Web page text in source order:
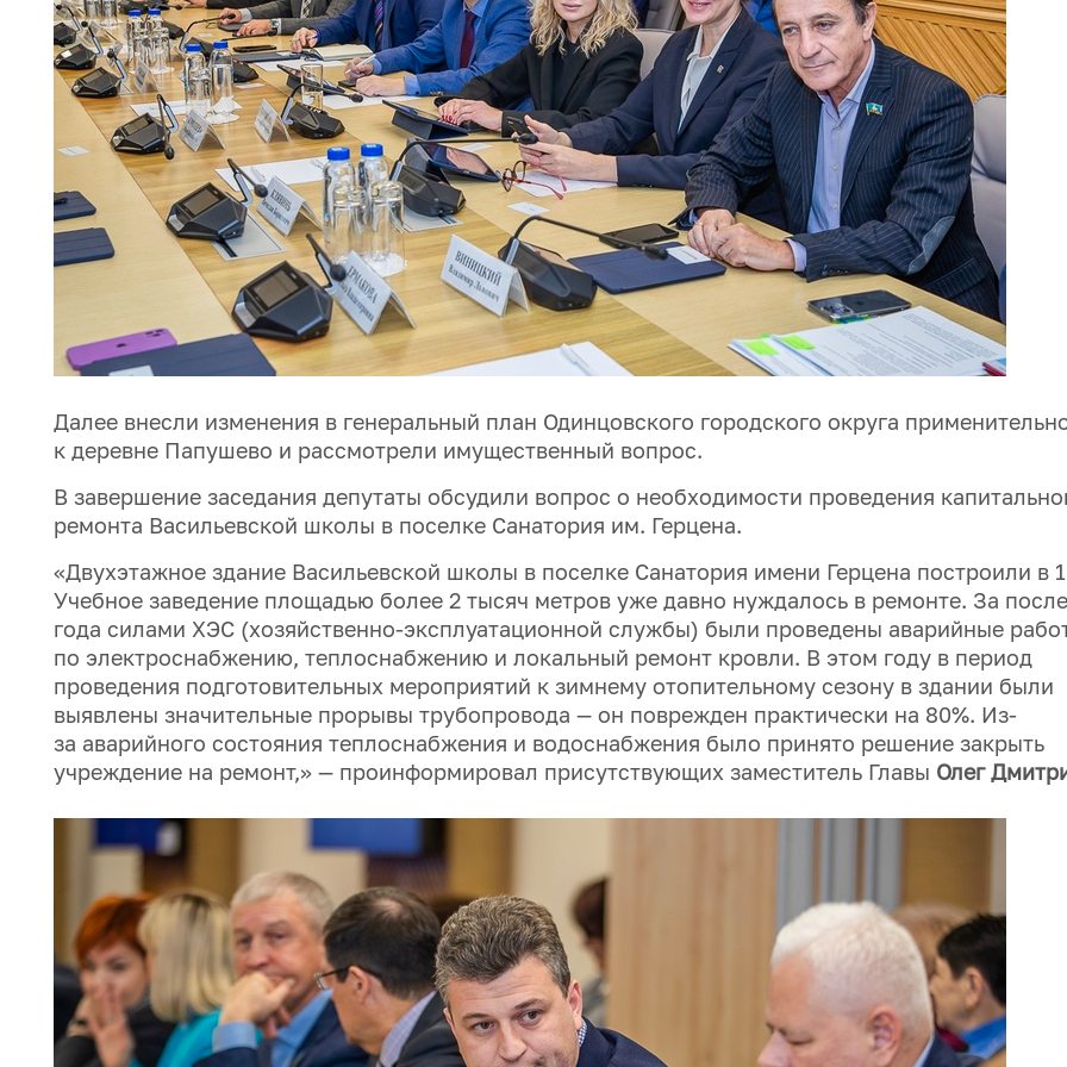
Далее внесли изменения в генеральный план Одинцовского городского округа
к деревне Папушево и рассмотрели имущественный вопрос.
В завершение заседания депутаты обсудили вопрос о необходимости проведения
ремонта Васильевской школы в поселке Санатория им. Герцена.
«Двухэтажное здание Васильевской школы в поселке Санатория имени Герцена построили в
Учебное заведение площадью более 2 тысяч метров уже давно нуждалось в ремонте. За
года силами ХЭС (хозяйственно-эксплуатационной службы) были проведены аварийные
по электроснабжению, теплоснабжению и локальный ремонт кровли. В этом году в период
проведения подготовительных мероприятий к зимнему отопительному сезону в здании были
выявлены значительные прорывы трубопровода — он поврежден практически на 80%. Из-
за аварийного состояния теплоснабжения и водоснабжения было принято решение закрыть
учреждение на ремонт,» — проинформировал присутствующих заместитель Главы Олег